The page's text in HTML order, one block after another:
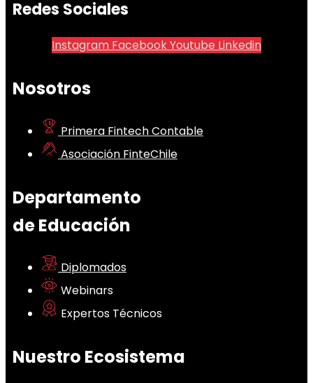
Redes Sociales
Instagram FacebookYoutube Linkedin
Nosotros
Primera Fintech Contable
Asociación FinteChile
Departamento
de Educación
Diplomados
Webinars
Expertos Técnicos
Nuestro Ecosistema